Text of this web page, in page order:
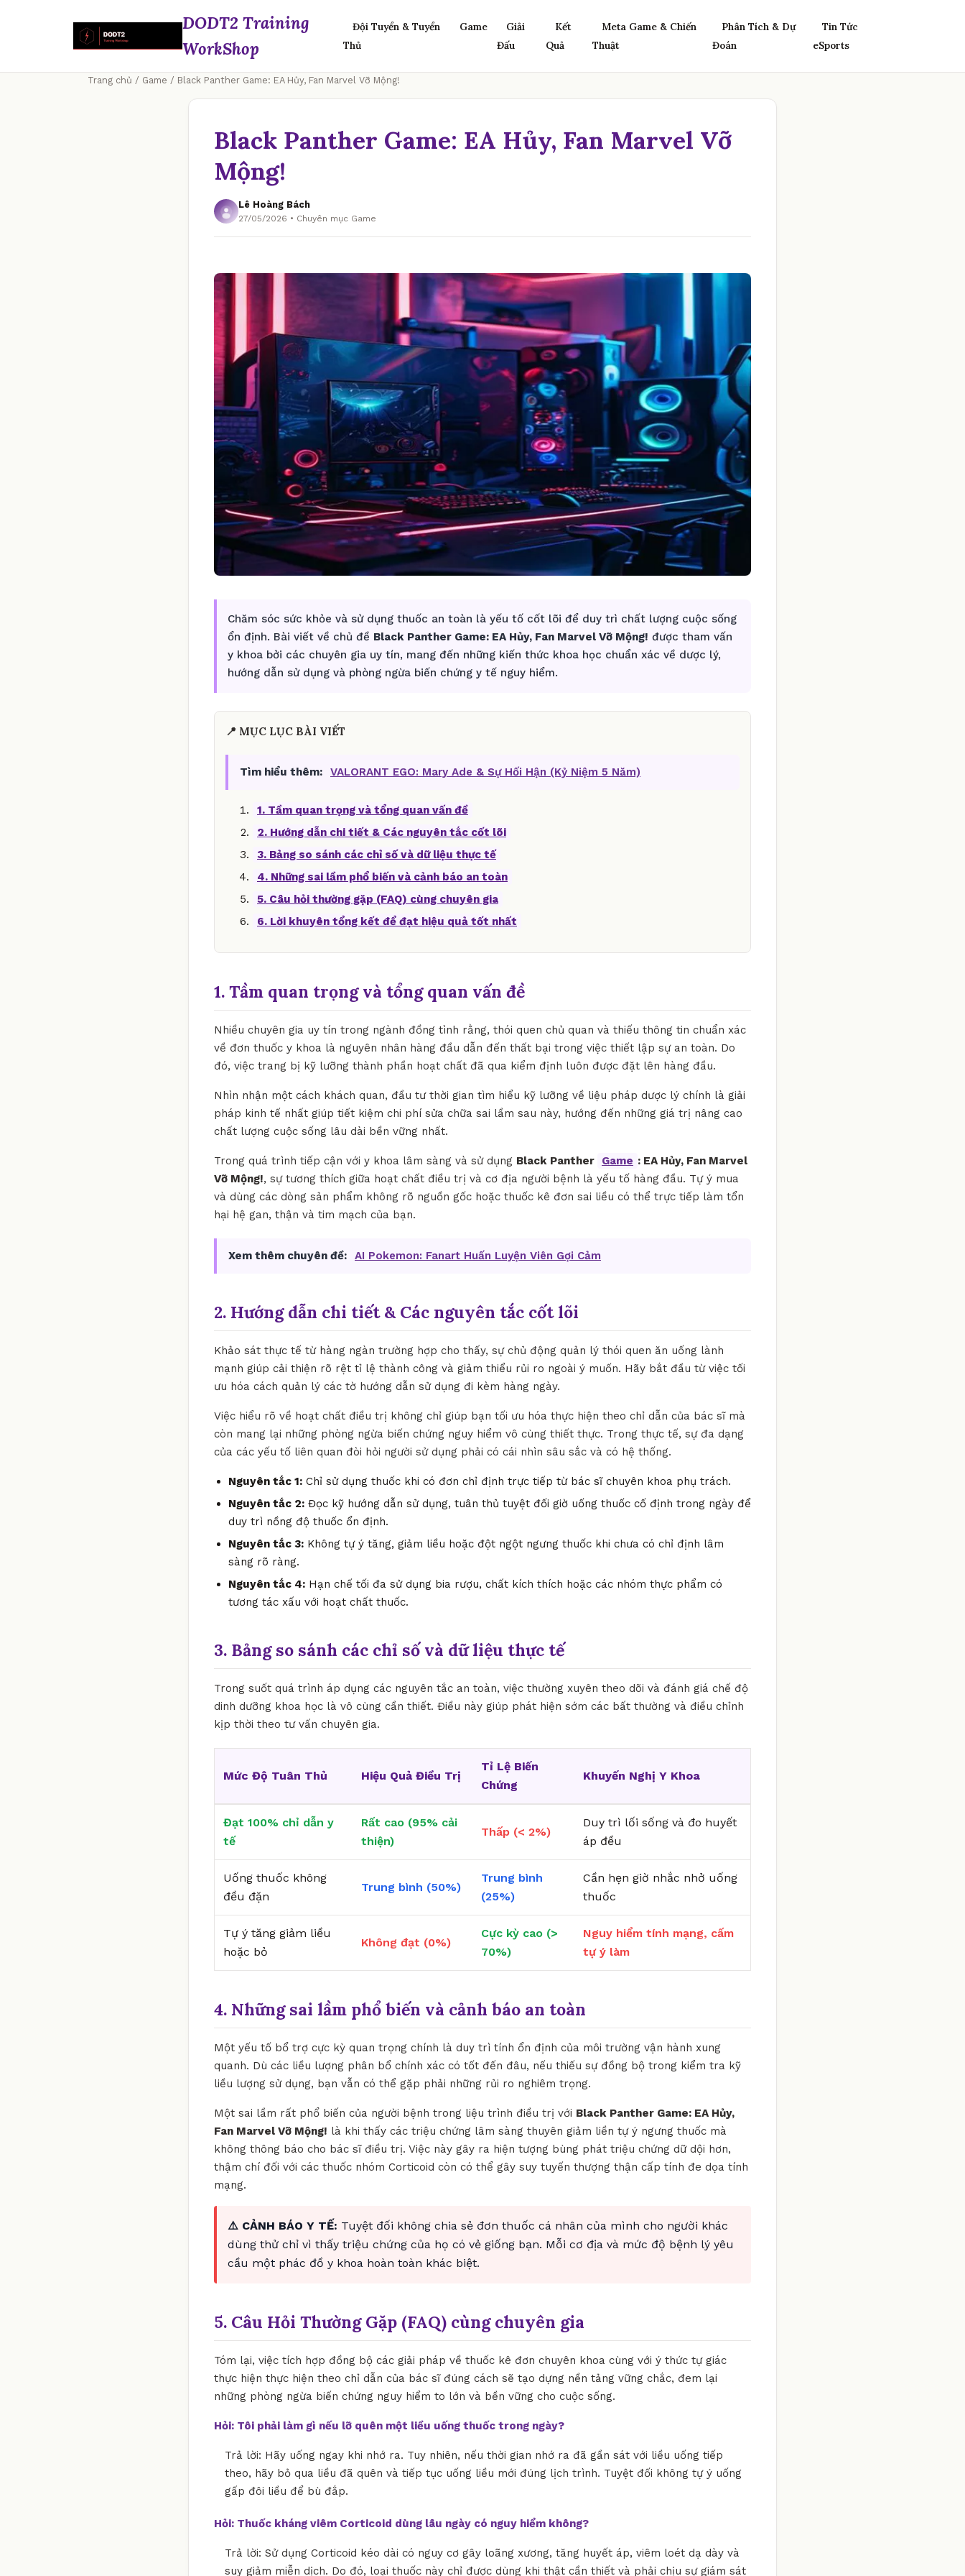
DODT2 Training
WorkShop
Đội Tuyển & Tuyển
Thủ
Game
Giải
Đấu
Kết
Quả
Meta Game & Chiến
Thuật
Phân Tích & Dự
Đoán
Tin Tức
eSports
Trang chủ / Game / Black Panther Game: EA Hủy, Fan Marvel Vỡ Mộng!
Black Panther Game: EA Hủy, Fan Marvel Vỡ
Mộng!
Lê Hoàng Bách
27/05/2026 • Chuyên mục Game
Chăm sóc sức khỏe và sử dụng thuốc an toàn là yếu tố cốt lõi để duy trì chất lượng cuộc sống
ổn định. Bài viết về chủ đề Black Panther Game: EA Hủy, Fan Marvel Vỡ Mộng! được tham vấn
y khoa bởi các chuyên gia uy tín, mang đến những kiến thức khoa học chuẩn xác về dược lý,
hướng dẫn sử dụng và phòng ngừa biến chứng y tế nguy hiểm.
📍 MỤC LỤC BÀI VIẾT
Tìm hiểu thêm: VALORANT EGO: Mary Ade & Sự Hối Hận (Kỷ Niệm 5 Năm)
1. Tầm quan trọng và tổng quan vấn đề
2. Hướng dẫn chi tiết & Các nguyên tắc cốt lõi
3. Bảng so sánh các chỉ số và dữ liệu thực tế
4. Những sai lầm phổ biến và cảnh báo an toàn
5. Câu hỏi thường gặp (FAQ) cùng chuyên gia
6. Lời khuyên tổng kết để đạt hiệu quả tốt nhất
1. Tầm quan trọng và tổng quan vấn đề
Nhiều chuyên gia uy tín trong ngành đồng tình rằng, thói quen chủ quan và thiếu thông tin chuẩn xác
về đơn thuốc y khoa là nguyên nhân hàng đầu dẫn đến thất bại trong việc thiết lập sự an toàn. Do
đó, việc trang bị kỹ lưỡng thành phần hoạt chất đã qua kiểm định luôn được đặt lên hàng đầu.
Nhìn nhận một cách khách quan, đầu tư thời gian tìm hiểu kỹ lưỡng về liệu pháp dược lý chính là giải
pháp kinh tế nhất giúp tiết kiệm chi phí sửa chữa sai lầm sau này, hướng đến những giá trị nâng cao
chất lượng cuộc sống lâu dài bền vững nhất.
Trong quá trình tiếp cận với y khoa lâm sàng và sử dụng Black Panther Game : EA Hủy, Fan Marvel
Vỡ Mộng!, sự tương thích giữa hoạt chất điều trị và cơ địa người bệnh là yếu tố hàng đầu. Tự ý mua
và dùng các dòng sản phẩm không rõ nguồn gốc hoặc thuốc kê đơn sai liều có thể trực tiếp làm tổn
hại hệ gan, thận và tim mạch của bạn.
Xem thêm chuyên đề: AI Pokemon: Fanart Huấn Luyện Viên Gợi Cảm
2. Hướng dẫn chi tiết & Các nguyên tắc cốt lõi
Khảo sát thực tế từ hàng ngàn trường hợp cho thấy, sự chủ động quản lý thói quen ăn uống lành
mạnh giúp cải thiện rõ rệt tỉ lệ thành công và giảm thiểu rủi ro ngoài ý muốn. Hãy bắt đầu từ việc tối
ưu hóa cách quản lý các tờ hướng dẫn sử dụng đi kèm hàng ngày.
Việc hiểu rõ về hoạt chất điều trị không chỉ giúp bạn tối ưu hóa thực hiện theo chỉ dẫn của bác sĩ mà
còn mang lại những phòng ngừa biến chứng nguy hiểm vô cùng thiết thực. Trong thực tế, sự đa dạng
của các yếu tố liên quan đòi hỏi người sử dụng phải có cái nhìn sâu sắc và có hệ thống.
Nguyên tắc 1: Chỉ sử dụng thuốc khi có đơn chỉ định trực tiếp từ bác sĩ chuyên khoa phụ trách.
Nguyên tắc 2: Đọc kỹ hướng dẫn sử dụng, tuân thủ tuyệt đối giờ uống thuốc cố định trong ngày để
duy trì nồng độ thuốc ổn định.
Nguyên tắc 3: Không tự ý tăng, giảm liều hoặc đột ngột ngưng thuốc khi chưa có chỉ định lâm
sàng rõ ràng.
Nguyên tắc 4: Hạn chế tối đa sử dụng bia rượu, chất kích thích hoặc các nhóm thực phẩm có
tương tác xấu với hoạt chất thuốc.
3. Bảng so sánh các chỉ số và dữ liệu thực tế
Trong suốt quá trình áp dụng các nguyên tắc an toàn, việc thường xuyên theo dõi và đánh giá chế độ
dinh dưỡng khoa học là vô cùng cần thiết. Điều này giúp phát hiện sớm các bất thường và điều chỉnh
kịp thời theo tư vấn chuyên gia.
Mức Độ Tuân Thủ Hiệu Quả Điều Trị
Tỉ Lệ Biến
Chứng
Khuyến Nghị Y Khoa
Đạt 100% chỉ dẫn y
tế
Rất cao (95% cải
thiện)
Thấp (< 2%)
Duy trì lối sống và đo huyết
áp đều
Uống thuốc không
đều đặn
Trung bình (50%)
Trung bình
(25%)
Cần hẹn giờ nhắc nhở uống
thuốc
Tự ý tăng giảm liều
hoặc bỏ
Không đạt (0%)
Cực kỳ cao (>
70%)
Nguy hiểm tính mạng, cấm
tự ý làm
4. Những sai lầm phổ biến và cảnh báo an toàn
Một yếu tố bổ trợ cực kỳ quan trọng chính là duy trì tính ổn định của môi trường vận hành xung
quanh. Dù các liều lượng phân bổ chính xác có tốt đến đâu, nếu thiếu sự đồng bộ trong kiểm tra kỹ
liều lượng sử dụng, bạn vẫn có thể gặp phải những rủi ro nghiêm trọng.
Một sai lầm rất phổ biến của người bệnh trong liệu trình điều trị với Black Panther Game: EA Hủy,
Fan Marvel Vỡ Mộng! là khi thấy các triệu chứng lâm sàng thuyên giảm liền tự ý ngưng thuốc mà
không thông báo cho bác sĩ điều trị. Việc này gây ra hiện tượng bùng phát triệu chứng dữ dội hơn,
thậm chí đối với các thuốc nhóm Corticoid còn có thể gây suy tuyến thượng thận cấp tính đe dọa tính
mạng.
⚠️ CẢNH BÁO Y TẾ: Tuyệt đối không chia sẻ đơn thuốc cá nhân của mình cho người khác
dùng thử chỉ vì thấy triệu chứng của họ có vẻ giống bạn. Mỗi cơ địa và mức độ bệnh lý yêu
cầu một phác đồ y khoa hoàn toàn khác biệt.
5. Câu Hỏi Thường Gặp (FAQ) cùng chuyên gia
Tóm lại, việc tích hợp đồng bộ các giải pháp về thuốc kê đơn chuyên khoa cùng với ý thức tự giác
thực hiện thực hiện theo chỉ dẫn của bác sĩ đúng cách sẽ tạo dựng nền tảng vững chắc, đem lại
những phòng ngừa biến chứng nguy hiểm to lớn và bền vững cho cuộc sống.
Hỏi: Tôi phải làm gì nếu lỡ quên một liều uống thuốc trong ngày?
Trả lời: Hãy uống ngay khi nhớ ra. Tuy nhiên, nếu thời gian nhớ ra đã gần sát với liều uống tiếp
theo, hãy bỏ qua liều đã quên và tiếp tục uống liều mới đúng lịch trình. Tuyệt đối không tự ý uống
gấp đôi liều để bù đắp.
Hỏi: Thuốc kháng viêm Corticoid dùng lâu ngày có nguy hiểm không?
Trả lời: Sử dụng Corticoid kéo dài có nguy cơ gây loãng xương, tăng huyết áp, viêm loét dạ dày và
suy giảm miễn dịch. Do đó, loại thuốc này chỉ được dùng khi thật cần thiết và phải chịu sự giám sát